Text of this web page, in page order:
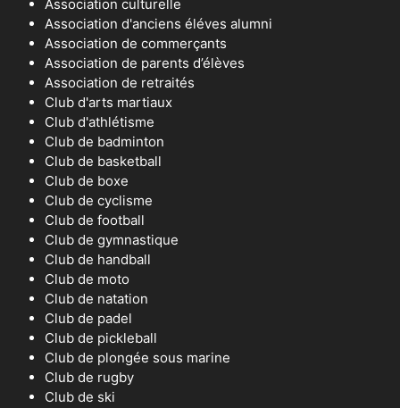
Association culturelle
Association d'anciens éléves alumni
Association de commerçants
Association de parents d’élèves
Association de retraités
Club d'arts martiaux
Club d'athlétisme
Club de badminton
Club de basketball
Club de boxe
Club de cyclisme
Club de football
Club de gymnastique
Club de handball
Club de moto
Club de natation
Club de padel
Club de pickleball
Club de plongée sous marine
Club de rugby
Club de ski